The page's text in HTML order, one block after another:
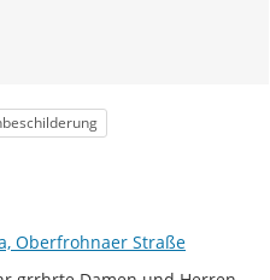
Oberfrohnaer Straße